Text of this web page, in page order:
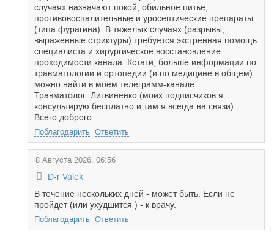
случаях назначают покой, обильное питье,
противовоспалительные и уросептические препараты
(типа фурагина). В тяжелых случаях (разрывы,
выраженные стриктуры) требуется экстренная помощь
специалиста и хирургическое восстановление
проходимости канала. Кстати, больше информации по
травматологии и ортопедии (и по медицине в общем)
можно найти в моем телеграмм-канале
Травматолог_Литвиненко (моих подписчиков я
консультирую бесплатно и там я всегда на связи).
Всего доброго.
Поблагодарить Ответить
8 Августа 2026, 06:56
D-r Valek
В течение нескольких дней - может быть. Если не
пройдет (или ухудшится ) - к врачу.
Поблагодарить Ответить